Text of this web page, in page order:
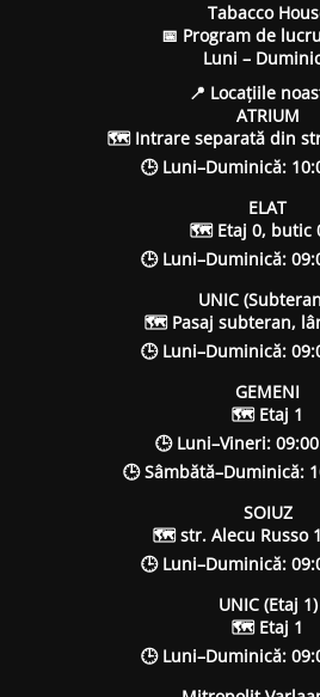
Tabacco
📅 Program de
Luni –
📍 Locațiile
ATRIUM
🗺 Intrare separată din
🕒 Luni–Duminică:
ELAT
🗺 Etaj 0, butic
🕒 Luni–Duminică:
UNIC
🗺 Pasaj subteran,
🕒 Luni–Duminică:
GEMENI
🗺 Etaj 1
🕒 Luni–Vineri:
🕒 Sâmbătă–Duminică:
SOIUZ
🗺 str. Alecu Russo
🕒 Luni–Duminică:
UNIC (Etaj 1)
🗺 Etaj 1
🕒 Luni–Duminică: